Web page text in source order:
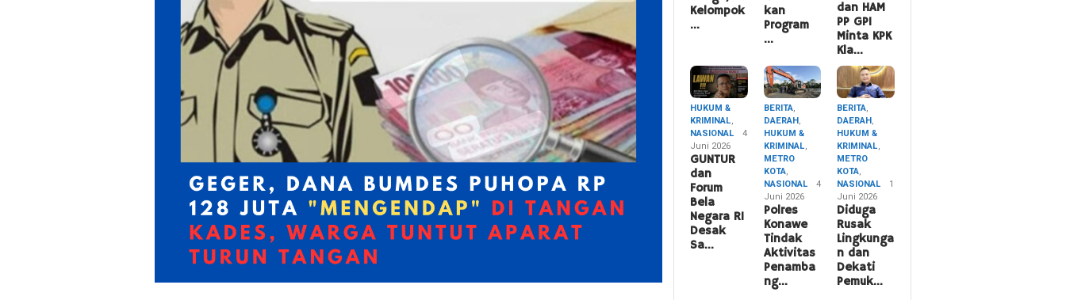
Kelompok
…
kan
Program
…
dan HAM
PP GPI
Minta KPK
Kla…
HUKUM &
KRIMINAL,
NASIONAL
4
Juni 2026
GUNTUR
dan
Forum
Bela
Negara RI
Desak
Sa…
BERITA,
DAERAH,
HUKUM &
KRIMINAL,
METRO
KOTA,
NASIONAL
4
Juni 2026
Polres
Konawe
Tindak
Aktivitas
Penamba
ng…
BERITA,
DAERAH,
HUKUM &
KRIMINAL,
METRO
KOTA,
NASIONAL
1
Juni 2026
Diduga
Rusak
Lingkunga
n dan
Dekati
Pemuk…